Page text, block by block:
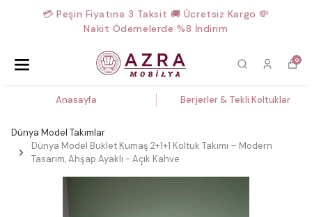
💳 Peşin Fiyatına 3 Taksit 🚚 Ücretsiz Kargo 💸
Nakit Ödemelerde %8 İndirim
0
Anasayfa Berjerler & Tekli Koltuklar
Dünya Model Takımlar
Dünya Model Buklet Kumaş 2+1+1 Koltuk Takımı – Modern
Tasarım, Ahşap Ayaklı - Açık Kahve